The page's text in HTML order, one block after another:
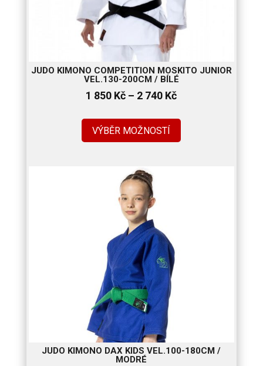
JUDO KIMONO COMPETITION MOSKITO JUNIOR
VEL.130-200CM / BÍLÉ
1 850 Kč – 2 740 KčRozpětí
1
850 Kč
VÝBĚR MOŽNOSTÍ
JUDO KIMONO DAX KIDS VEL.100-180CM /
MODRÉ